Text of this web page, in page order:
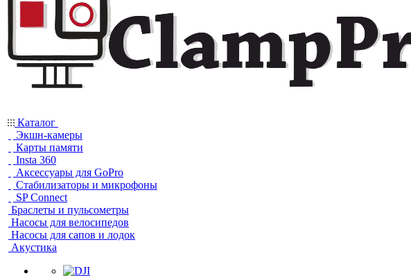
Каталог
Экшн-камеры
Карты памяти
Insta 360
Аксессуары для GoPro
Стабилизаторы и микрофоны
SP Connect
Браслеты и пульсометры
Насосы для велосипедов
Насосы для сапов и лодок
Акустика